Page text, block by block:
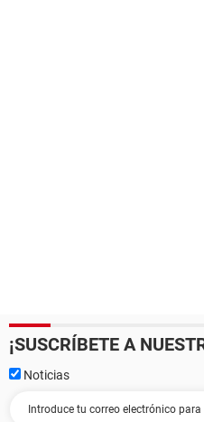
¡SUSCRÍBETE A
Noticias